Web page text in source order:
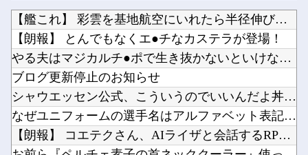
このパソコン買おうか迷ってるから背中を刺してくれｗｗｗ
【日向坂46】 これは贅沢... バチバチにキメるモデルメンバーこちら
柴田柚菜 「まゆたんは1人でいても1人で喋ってて…」【乃木坂46】
Powered by livedoor 相互RSS
元ジャンポケ・斉藤慎二被告、 不同意性交で懲役7年求刑→X民「口封じに◯◯した方が量刑軽か...
ファイアーエムブレム新作、エッチキャラ登場で始まる他
【速報】ダウンタウン浜田さん、差別発言と受け取られる一言で炎上ｗｗｗｗｗｗ他
海外「あるある！」日本を旅行した外国人が患う新たな症状「日本後PTSD」に海外が大騒ぎ他
【ウマ娘】ついに見つけました…トレーナーさんの領収書と給与明細！！他
このパソコン買おうか迷ってるから背中を刺してくれｗｗｗ他
韓国人「韓国サッカー協会の性接待問題のとんでもない言い訳がこちら…」→「もはや自白だろこれ...
【ワンピース】で死んだキャラで打順組んだったｗｗｗｗ他
【艦これ】 彩雲を基地航空にいれたら半径伸びたりします？
【朗報】 とんでもなくエ●チなカステラが登場！
やる夫はマジカルチ●ポで生き抜かないといけないようです 小話...
ブログ更新停止のお知らせ
シャウエッセン公式、こういうのでいいんだよ丼を作る
なぜユニフォームの選手名はアルファベット表記なの？
【朗報】 コエテクさん、AIライザと会話するRPGを発売ｗｗ...